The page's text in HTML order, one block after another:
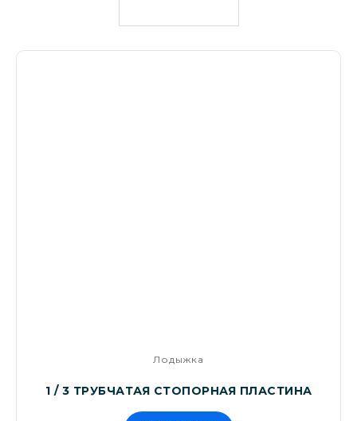
Лодыжка
1 / 3 ТРУБЧАТАЯ СТОПОРНАЯ ПЛАСТИНА